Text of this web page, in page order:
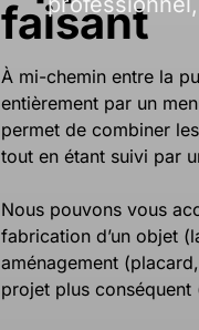
faisant
À mi-chemin entre la
entièrement par un
permet de combiner
tout en étant suivi par
Nous pouvons vous
fabrication d’un objet
aménagement
projet plus